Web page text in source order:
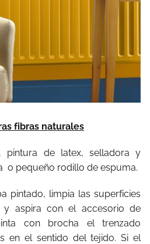
fibras naturales
pintura de latex, selladora y
o pequeño rodillo de espuma.
pintado, limpia las superficies
aspira con el accesorio de
con brocha el trenzado
en el sentido del tejido. Si el